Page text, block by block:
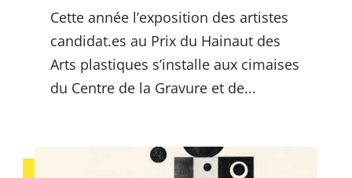
Cette année l’exposition des artistes
candidat.es au Prix du Hainaut des
Arts plastiques s’installe aux cimaises
du Centre de la Gravure et de...